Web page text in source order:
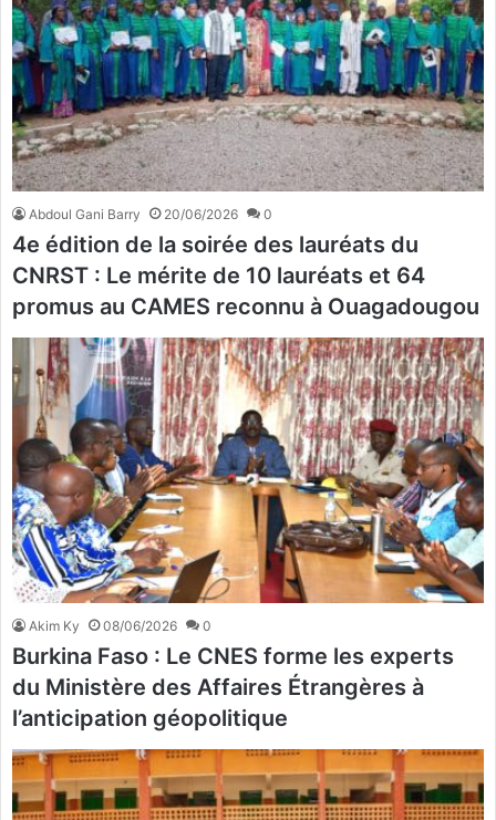
Abdoul Gani Barry 20/06/2026 0
4e édition de la soirée des lauréats du
CNRST : Le mérite de 10 lauréats et 64
promus au CAMES reconnu à Ouagadougou
Akim Ky 08/06/2026 0
Burkina Faso : Le CNES forme les experts
du Ministère des Affaires Étrangères à
l’anticipation géopolitique